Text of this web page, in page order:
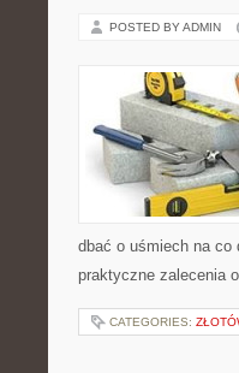
POSTED BY ADMIN
dbać o uśmiech na co
praktyczne zalecenia
CATEGORIES: